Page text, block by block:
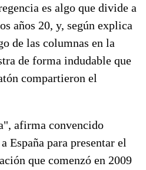
es algo que divide a
años 20, y, según explica
de las columnas en la
de forma indudable que
compartieron el
afirma convencido
España para presentar el
que comenzó en 2009